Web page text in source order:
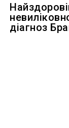
діагноз